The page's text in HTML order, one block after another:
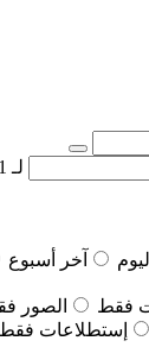
لـ 1
اليوم آخر أسبوع
فقط الصور
إستطلاعات فقط